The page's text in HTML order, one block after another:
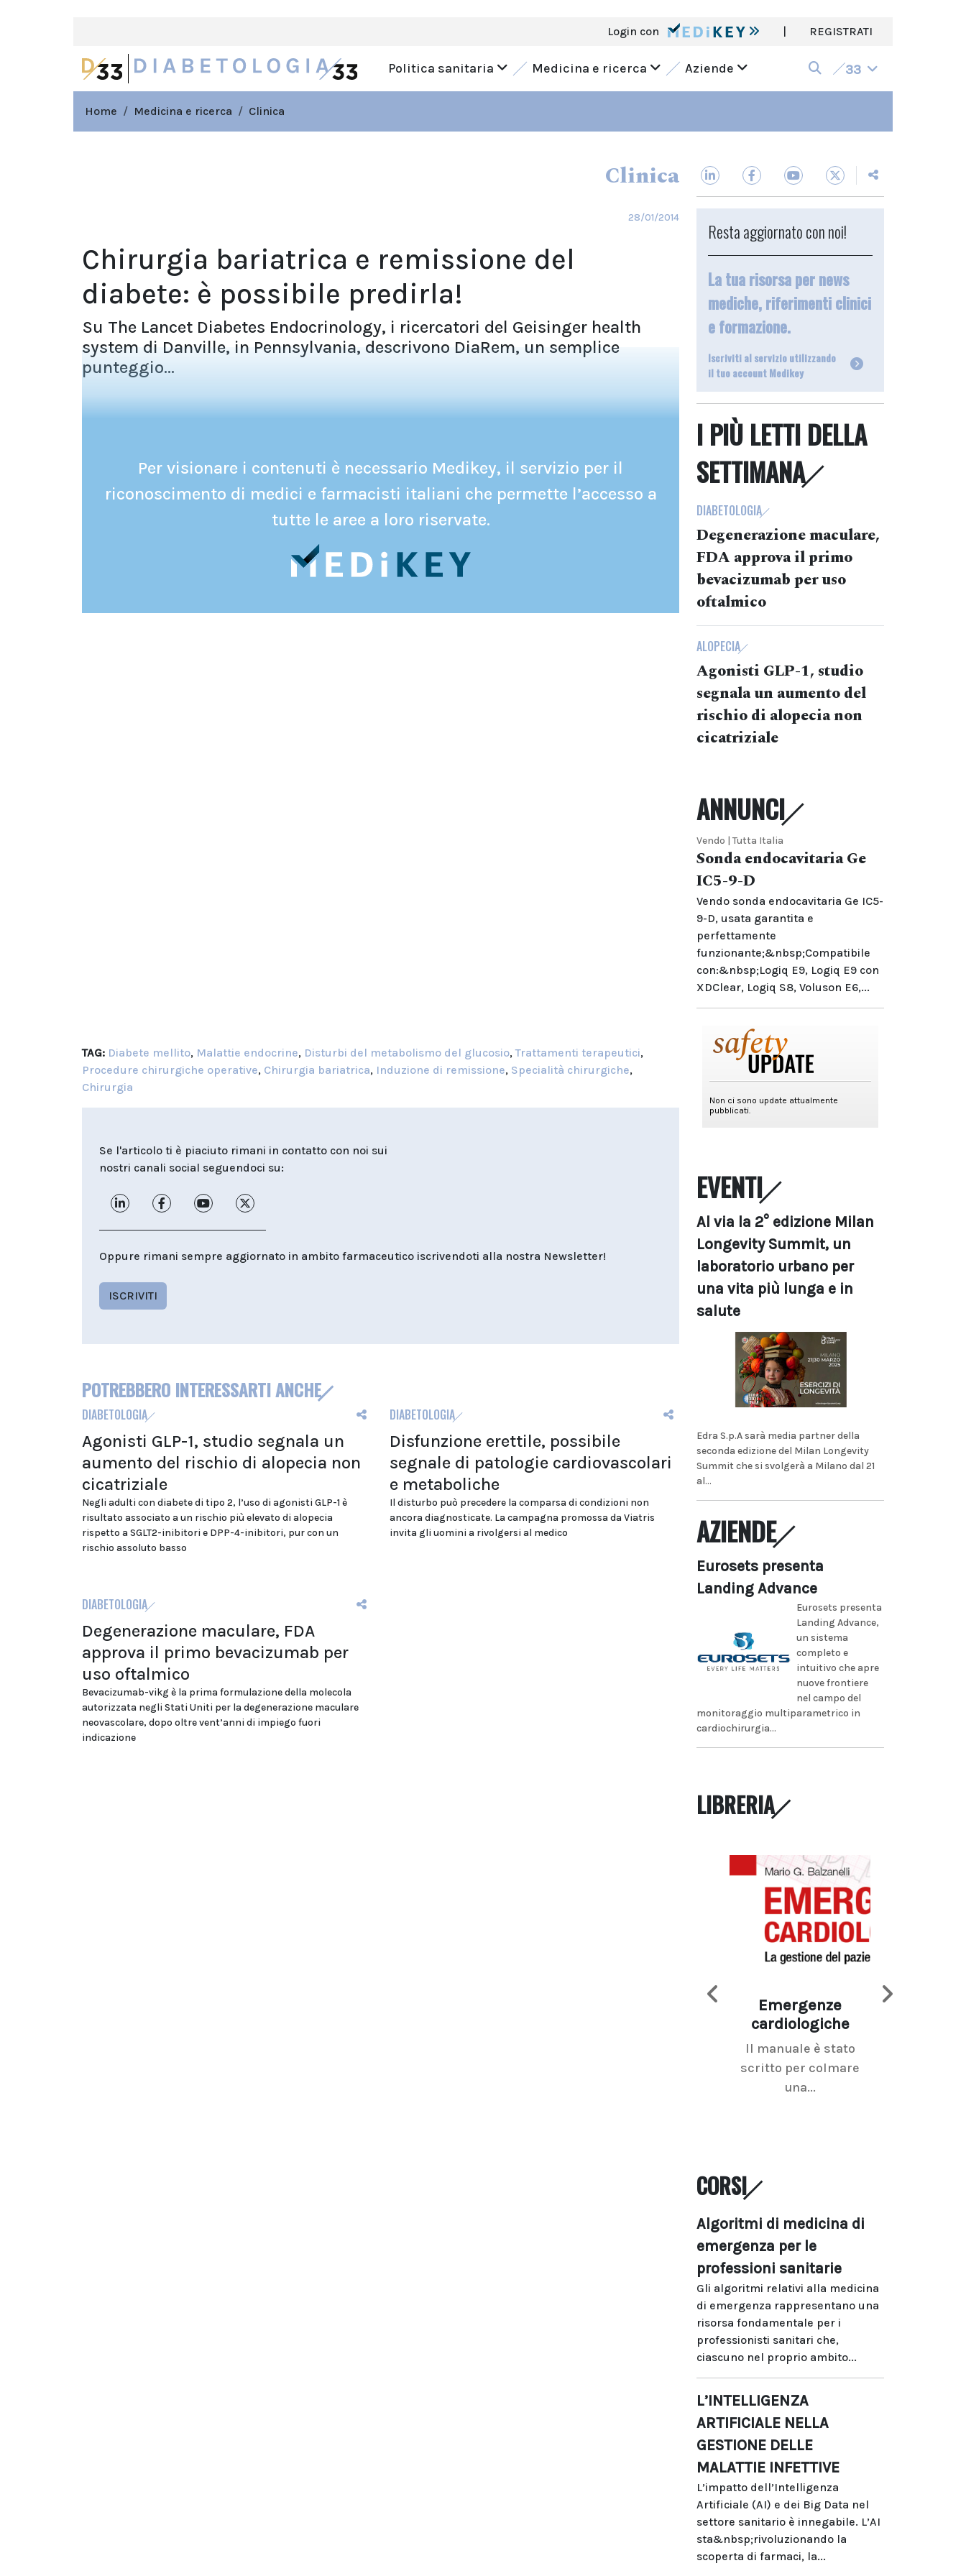
Login con | REGISTRATI
Politica sanitaria Medicina e ricerca Aziende 33
Home Medicina e ricerca Clinica
Clinica
28/01/2014
Chirurgia bariatrica e remissione del
diabete: è possibile predirla!
Su The Lancet Diabetes Endocrinology, i ricercatori del Geisinger health
system di Danville, in Pennsylvania, descrivono DiaRem, un semplice
punteggio...
Per visionare i contenuti è necessario Medikey, il servizio per il
riconoscimento di medici e farmacisti italiani che permette l’accesso a
tutte le aree a loro riservate.
TAG: Diabete mellito, Malattie endocrine, Disturbi del metabolismo del glucosio,Trattamenti terapeutici,
Procedure chirurgiche operative, Chirurgia bariatrica, Induzione di remissione, Specialità chirurgiche,
Chirurgia
Se l'articolo ti è piaciuto rimani in contatto con noi sui
nostri canali social seguendoci su:
Oppure rimani sempre aggiornato in ambito farmaceutico iscrivendoti alla nostra Newsletter!
ISCRIVITI
POTREBBERO INTERESSARTI ANCHE
DIABETOLOGIA
Agonisti GLP-1, studio segnala un
aumento del rischio di alopecia non
cicatriziale
Negli adulti con diabete di tipo 2, l’uso di agonisti GLP-1 è
risultato associato a un rischio più elevato di alopecia
rispetto a SGLT2-inibitori e DPP-4-inibitori, pur con un
rischio assoluto basso
DIABETOLOGIA
Disfunzione erettile, possibile
segnale di patologie cardiovascolari
e metaboliche
Il disturbo può precedere la comparsa di condizioni non
ancora diagnosticate. La campagna promossa da Viatris
invita gli uomini a rivolgersi al medico
DIABETOLOGIA
Degenerazione maculare, FDA
approva il primo bevacizumab per
uso oftalmico
Bevacizumab-vikg è la prima formulazione della molecola
autorizzata negli Stati Uniti per la degenerazione maculare
neovascolare, dopo oltre vent’anni di impiego fuori
indicazione
Resta aggiornato con noi!
La tua risorsa per news
mediche, riferimenti clinici
e formazione.
Iscriviti al servizio utilizzando
il tuo account Medikey
I PIÙ LETTI DELLA
SETTIMANA
DIABETOLOGIA
Degenerazione maculare,
FDA approva il primo
bevacizumab per uso
oftalmico
ALOPECIA
Agonisti GLP-1, studio
segnala un aumento del
rischio di alopecia non
cicatriziale
ANNUNCI
Vendo | Tutta Italia
Sonda endocavitaria Ge
IC5-9-D
Vendo sonda endocavitaria Ge IC5-
9-D, usata garantita e
perfettamente
funzionante;&nbsp;Compatibile
con:&nbsp;Logiq E9, Logiq E9 con
XDClear, Logiq S8, Voluson E6,...
EVENTI
Al via la 2° edizione Milan
Longevity Summit, un
laboratorio urbano per
una vita più lunga e in
salute
Edra S.p.A sarà media partner della
seconda edizione del Milan Longevity
Summit che si svolgerà a Milano dal 21
al...
AZIENDE
Eurosets presenta
Landing Advance
Eurosets presenta
Landing Advance,
un sistema
completo e
intuitivo che apre
nuove frontiere
nel campo del
monitoraggio multiparametrico in
cardiochirurgia...
LIBRERIA
Emergenze
cardiologiche
Il manuale è stato
scritto per colmare
una...
CORSI
Algoritmi di medicina di
emergenza per le
professioni sanitarie
Gli algoritmi relativi alla medicina
di emergenza rappresentano una
risorsa fondamentale per i
professionisti sanitari che,
ciascuno nel proprio ambito...
L’INTELLIGENZA
ARTIFICIALE NELLA
GESTIONE DELLE
MALATTIE INFETTIVE
L’impatto dell’Intelligenza
Artificiale (AI) e dei Big Data nel
settore sanitario è innegabile. L’AI
sta&nbsp;rivoluzionando la
scoperta di farmaci, la...